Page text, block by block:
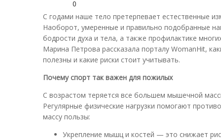
0
С годами наше тело претерпевает естественные
Наоборот, умеренные и правильно подобранные
бодрости духа и тела, а также профилактике
Марина Петрова рассказала порталу WomanHit,
полезны и какие риски стоит учитывать.
Почему спорт так важен для пожилых
С возрастом теряется все большем мышечной
Регулярные физические нагрузки помогают
массу пользы:
Укрепление мышц и костей — это снижает